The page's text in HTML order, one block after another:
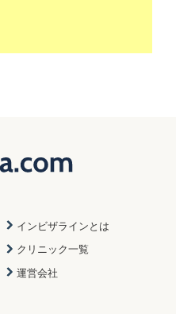
インビザラインとは
クリニック一覧
運営会社